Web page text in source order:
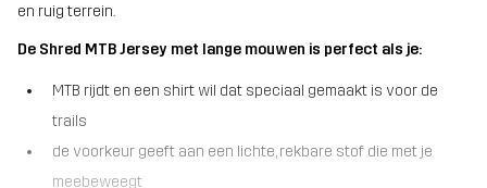
en ruig terrein.
De Shred MTB Jersey met lange mouwen is perfect als je:
MTB rijdt en een shirt wil dat speciaal gemaakt is voor de
trails
de voorkeur geeft aan een lichte, rekbare stof die met je
meebeweegt